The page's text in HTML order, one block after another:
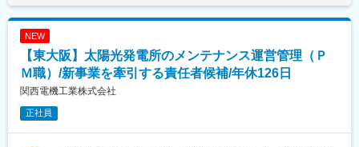
・システム導入支援
入社後は約1カ月間の現場研修を実施します。
工場での製造工程や院外調理システムについて学び、当社の事業
理解を深めていただきます。
ステム環境や運用方法を習得していただきます。
最初からすべてを一人で担当することはありません。
・産業用太陽光発電設備に関する情報収集、市場動向の把握
担当顧客数は10～15社程度。エリア担当制ではなく顧客担当制を
採用しているため、一社一社と深く関係を構築しながら営業活動
NEW
【東大阪】太陽光発電所のメンテナンス運営管理（Ｐ
Ｍ職）/新事業を牽引する責任者候補/年休126日
関西電機工業株式会社
正社員